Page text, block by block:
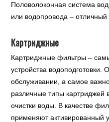
Половолоконная система
или водопровода – отличный
Картриджные
Картриджные фильтры –
устройства водоподготовки.
обслуживании, а самое
различные типы картриджей
очистки воды. В качестве
применяют активированный